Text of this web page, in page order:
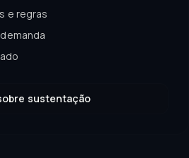
e regras
sustentação